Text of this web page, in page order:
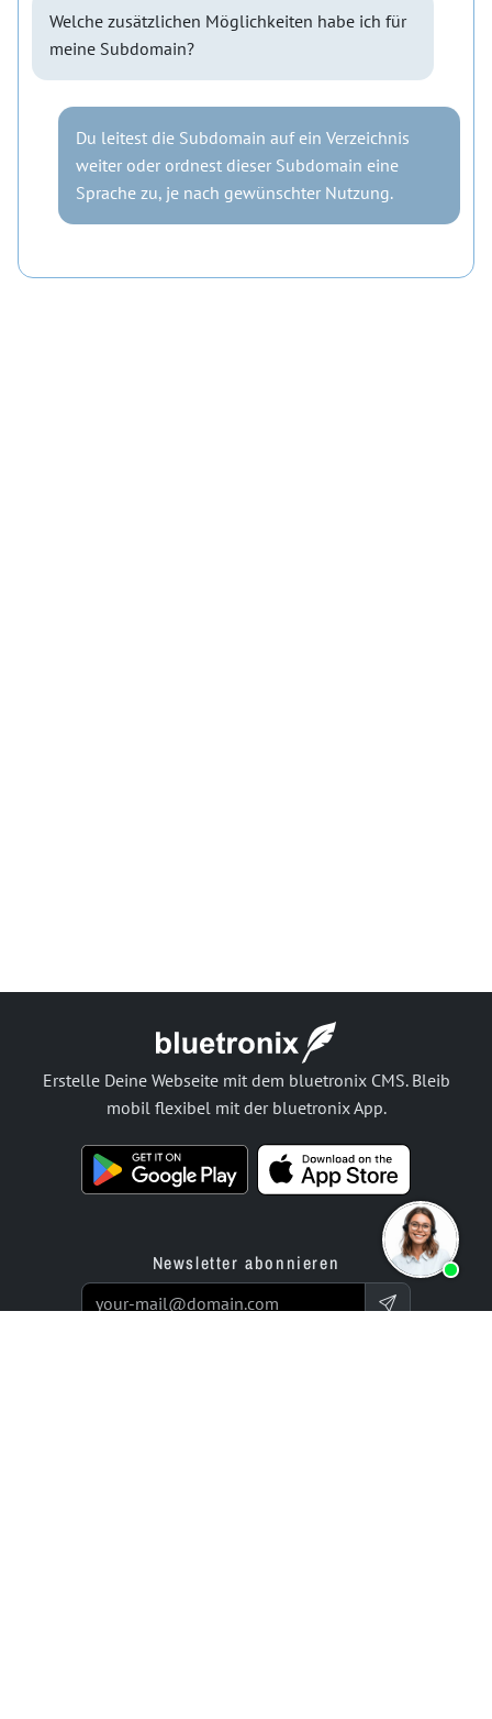
Welche zusätzlichen Möglichkeiten habe ich für
meine Subdomain?
Du leitest die Subdomain auf ein Verzeichnis
weiter oder ordnest dieser Subdomain eine
Sprache zu, je nach gewünschter Nutzung.
Erstelle Deine Webseite mit dem bluetronix CMS. Bleib
mobil flexibel mit der bluetronix App.
Newsletter abonnieren